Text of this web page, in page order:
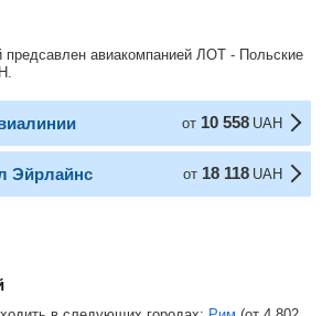
авиакомпанией ЛОТ - Польские
от 10 558 UAH
Эйрлайнс от 18 118 UAH